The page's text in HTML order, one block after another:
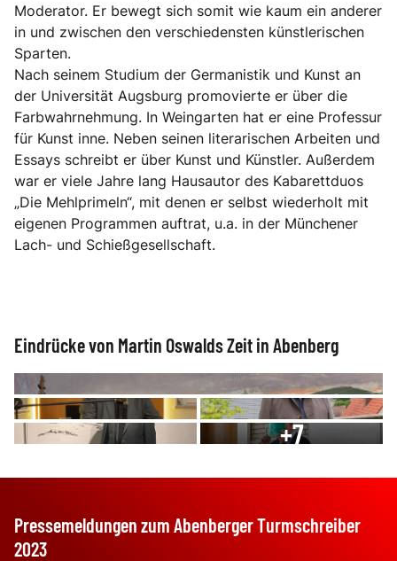
Moderator. Er bewegt sich somit wie kaum ein anderer
in und zwischen den verschiedensten künstlerischen
Sparten.
Nach seinem Studium der Germanistik und Kunst an
der Universität Augsburg promovierte er über die
Farbwahrnehmung. In Weingarten hat er eine Professur
für Kunst inne. Neben seinen literarischen Arbeiten und
Essays schreibt er über Kunst und Künstler. Außerdem
war er viele Jahre lang Hausautor des Kabarettduos
„Die Mehlprimeln“, mit denen er selbst wiederholt mit
eigenen Programmen auftrat, u.a. in der Münchener
Lach- und Schießgesellschaft.
Eindrücke von Martin Oswalds Zeit in Abenberg
+7
Pressemeldungen zum Abenberger Turmschreiber
2023